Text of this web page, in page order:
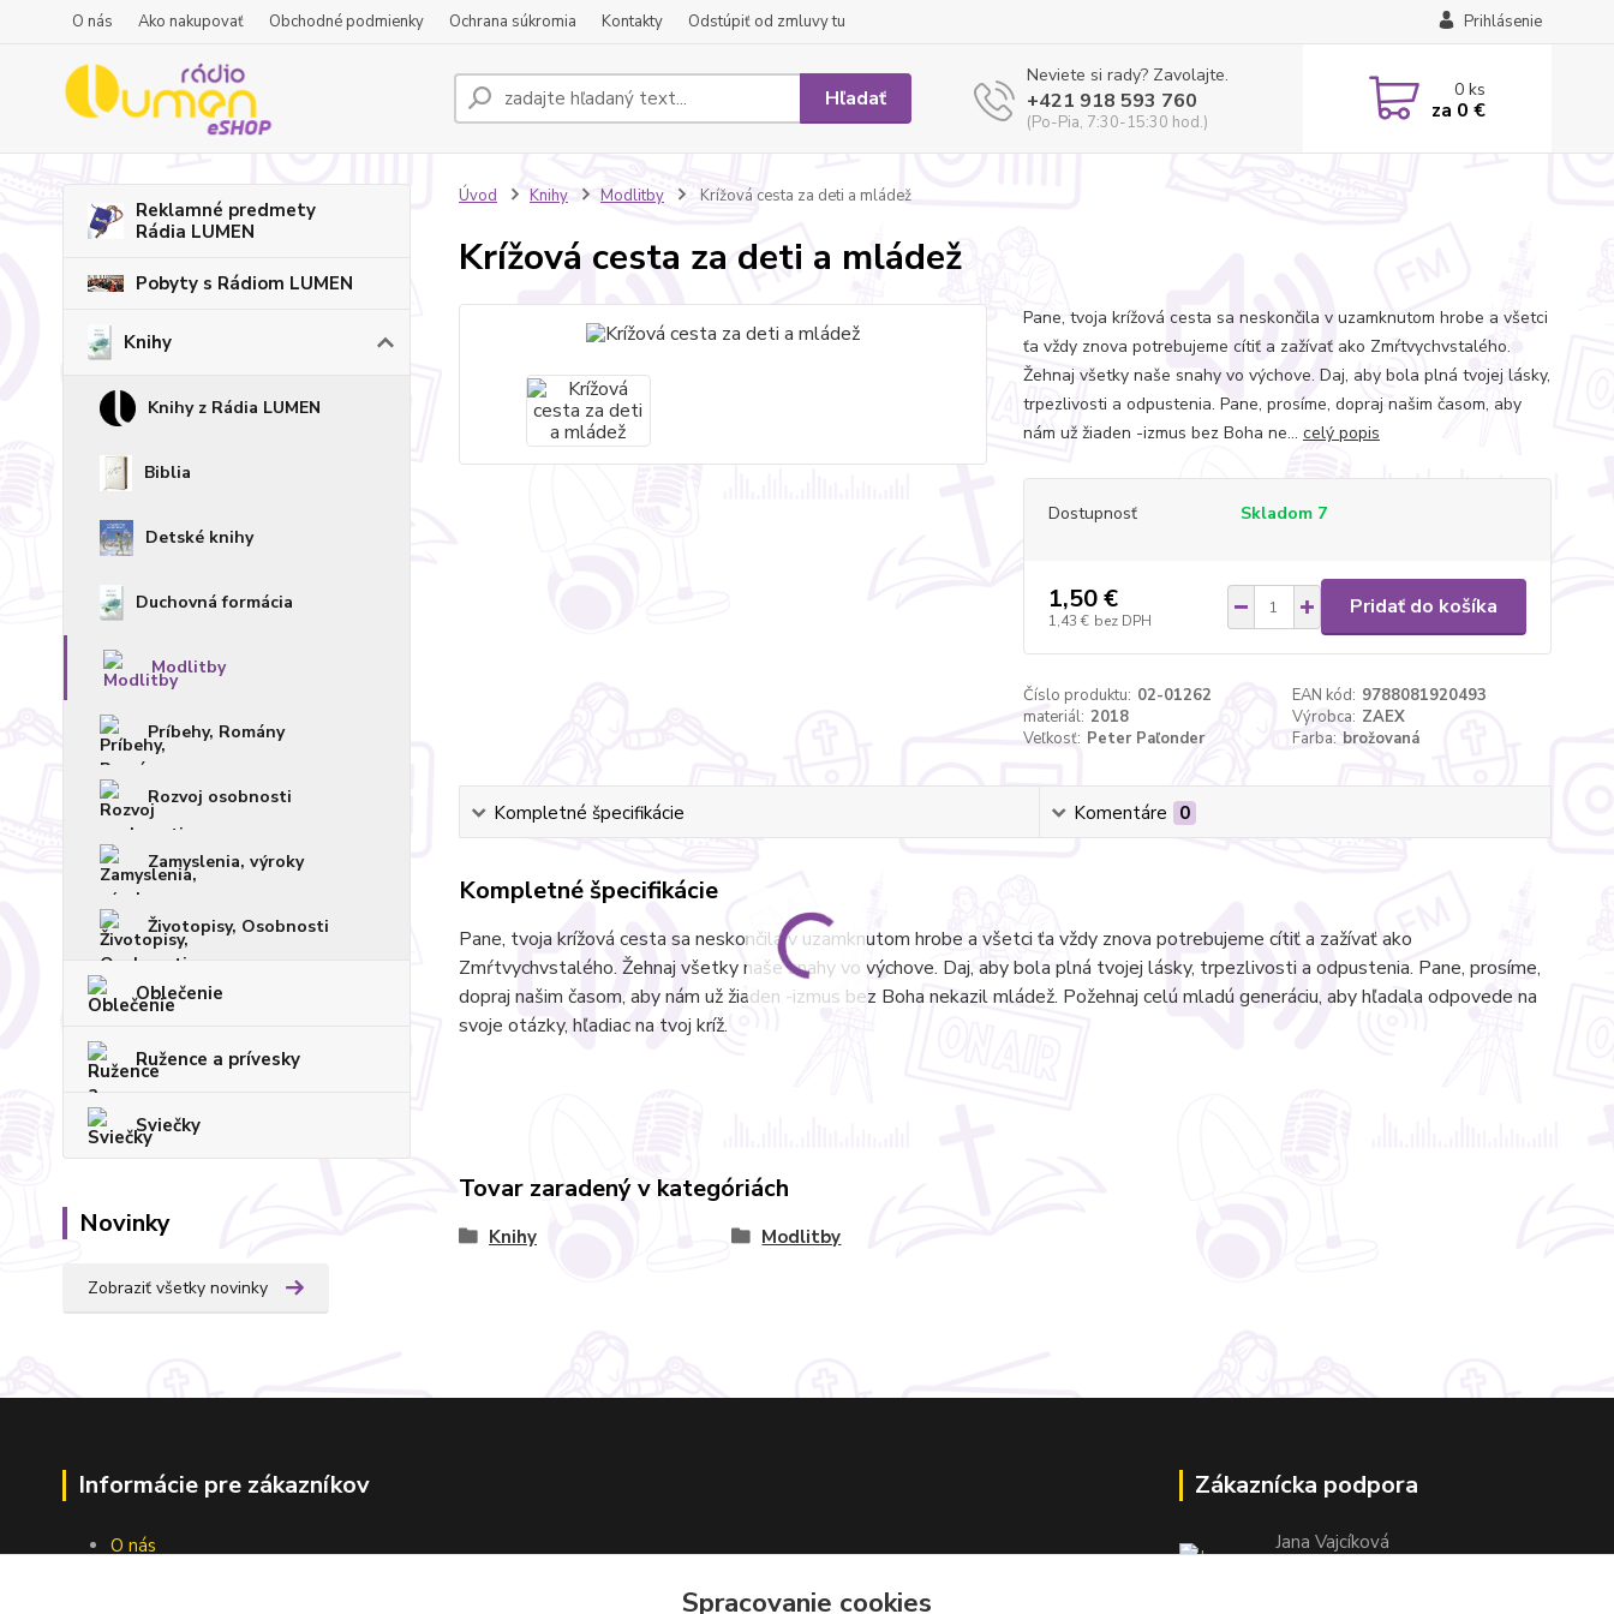
O nás Ako nakupovať Obchodné podmienky Ochrana súkromia Kontakty Odstúpiť od zmluvy tu Prihlásenie
Hľadať
Neviete si rady? Zavolajte.
+421 918 593 760
(Po-Pia, 7:30-15:30 hod.)
0ks
za 0 €
Reklamné predmety
Rádia LUMEN
Pobyty s Rádiom LUMEN
Knihy
Knihy z Rádia LUMEN
Biblia
Detské knihy
Duchovná formácia
Modlitby
Príbehy, Romány
Rozvoj osobnosti
Zamyslenia, výroky
Životopisy, Osobnosti
Oblečenie
Ružence a prívesky
Sviečky
Novinky
Zobraziť všetky novinky
Úvod Knihy Modlitby Krížová cesta za deti a mládež
Krížová cesta za deti a mládež
Pane, tvoja krížová cesta sa neskončila v uzamknutom hrobe a všetci
ťa vždy znova potrebujeme cítiť a zažívať ako Zmŕtvychvstalého.
Žehnaj všetky naše snahy vo výchove. Daj, aby bola plná tvojej lásky,
trpezlivosti a odpustenia. Pane, prosíme, dopraj našim časom, aby
nám už žiaden -izmus bez Boha ne... celý popis
Dostupnosť Skladom 7
1,50 €
1,43 € bez DPH
Pridať do košíka
Číslo produktu: 02-01262 EAN kód: 9788081920493
materiál: 2018 Výrobca: ZAEX
Veľkosť: Peter Paľonder Farba: brožovaná
Kompletné špecifikácie Komentáre 0
Kompletné špecifikácie
Pane, tvoja krížová cesta sa neskončila v uzamknutom hrobe a všetci ťa vždy znova potrebujeme cítiť a zažívať ako
Zmŕtvychvstalého. Žehnaj všetky naše snahy vo výchove. Daj, aby bola plná tvojej lásky, trpezlivosti a odpustenia. Pane, prosíme,
dopraj našim časom, aby nám už žiaden -izmus bez Boha nekazil mládež. Požehnaj celú mladú generáciu, aby hľadala odpovede na
svoje otázky, hľadiac na tvoj kríž.
Tovar zaradený v kategóriách
Knihy Modlitby
Informácie pre zákazníkov
O nás
Zákaznícka podpora
Jana Vajcíková
Spracovanie cookies